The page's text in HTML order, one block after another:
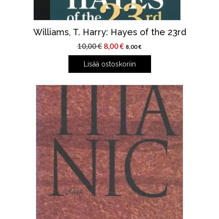
Williams, T. Harry: Hayes of the 23rd
10,00€ Alkuperäinen
hinta
oli:
8,00€ Nykyinen
hinta
on:
8,00€
Lisää ostoskoriin